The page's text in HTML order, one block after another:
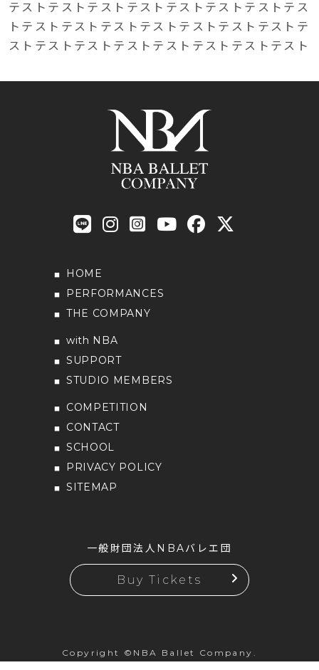
テストテストテストテストテストテストテストテス
トテストテストテストテストテストテストテストテ
ストテストテストテストテストテストテストテスト
HOME
PERFORMANCES
THE COMPANY
with NBA
SUPPORT
STUDIO MEMBERS
COMPETITION
CONTACT
SCHOOL
PRIVACY POLICY
SITEMAP
一般財団法人NBAバレエ団
Buy Tickets
Copyright ©NBA Ballet Company.